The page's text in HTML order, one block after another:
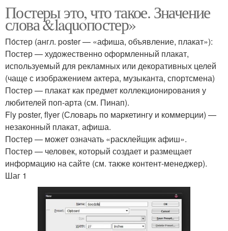
Постеры это, что такое. Значение
слова &laquoпостер»
По́стер (англ. poster — «афиша, объявление, плакат»):
Постер — художественно оформленный плакат,
используемый для рекламных или декоративных целей
(чаще с изображением актера, музыканта, спортсмена)
Постер — плакат как предмет коллекционирования у
любителей поп-арта (см. Пинап).
Fly poster, flyer (Словарь по маркетингу и коммерции) —
незаконный плакат, афиша.
Постер — может означать «расклейщик афиш».
Постер — человек, который создает и размещает
информацию на сайте (см. также контент-менеджер).
Шаг 1